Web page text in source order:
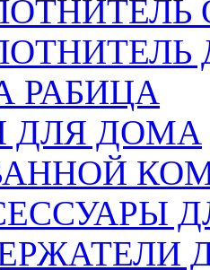
РАБИЦА
ДЛЯ ДОМА